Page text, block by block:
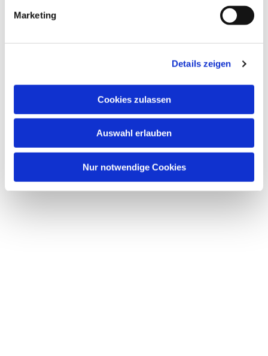
Marketing
Details zeigen
Cookies zulassen
Auswahl erlauben
Nur notwendige Cookies